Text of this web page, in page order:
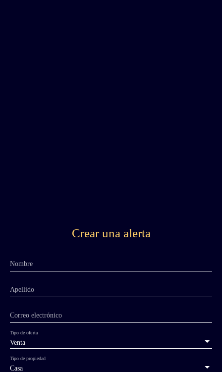
Crear una alerta
Nombre
Apellido
Correo electrónico
Venta
Tipo de oferta
Casa
Tipo de propiedad